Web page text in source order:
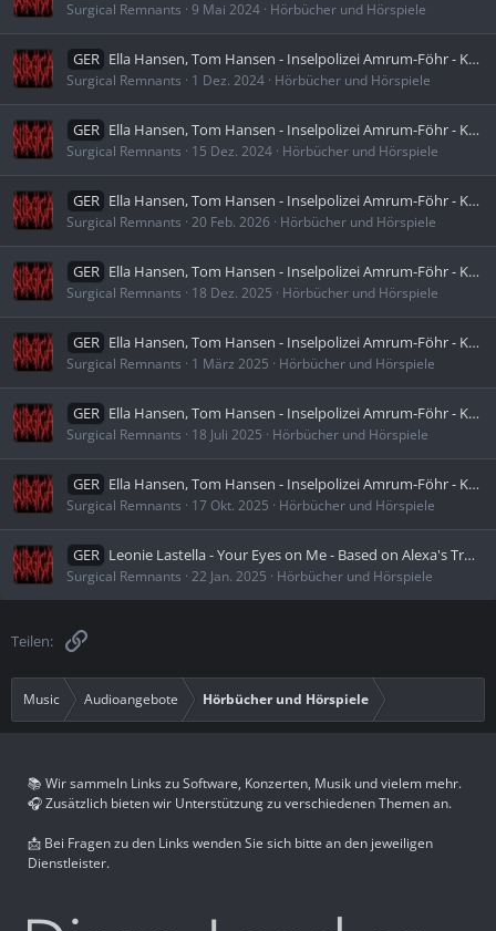
Surgical Remnants 9 Mai 2024 Hörbücher und Hörspiele
GER Ella Hansen, Tom Hansen - Inselpolizei Amrum-Föhr - Küstenkrimi Nordsee 08 - Nordlist (Ungekürzt)
Surgical Remnants 1 Dez. 2024 Hörbücher und Hörspiele
GER Ella Hansen, Tom Hansen - Inselpolizei Amrum-Föhr - Küstenkrimi Nordsee 09 - Nordhass (Ungekürzt)
Surgical Remnants 15 Dez. 2024 Hörbücher und Hörspiele
GER Ella Hansen, Tom Hansen - Inselpolizei Amrum-Föhr - Küstenkrimi Nordsee 15 - Nordwut (Ungekürzt)
Surgical Remnants 20 Feb. 2026 Hörbücher und Hörspiele
GER Ella Hansen, Tom Hansen - Inselpolizei Amrum-Föhr - Küstenkrimi Nordsee 14 - Nordneid (Ungekürzt)
Surgical Remnants 18 Dez. 2025 Hörbücher und Hörspiele
GER Ella Hansen, Tom Hansen - Inselpolizei Amrum-Föhr - Küstenkrimi Nordsee 10 - Nordsühne (Ungekürzt)
Surgical Remnants 1 März 2025 Hörbücher und Hörspiele
GER Ella Hansen, Tom Hansen - Inselpolizei Amrum-Föhr - Küstenkrimi Nordsee 12 - Nordangst (Ungekürzt)
Surgical Remnants 18 Juli 2025 Hörbücher und Hörspiele
GER Ella Hansen, Tom Hansen - Inselpolizei Amrum-Föhr - Küstenkrimi Nordsee 13 - Nordlüge (Ungekürzt)
Surgical Remnants 17 Okt. 2025 Hörbücher und Hörspiele
GER Leonie Lastella - Your Eyes on Me - Based on Alexa's True Story (Ungekürzt)
Surgical Remnants 22 Jan. 2025 Hörbücher und Hörspiele
Teilen: Link
Music Audioangebote Hörbücher und Hörspiele
📚 Wir sammeln Links zu Software, Konzerten, Musik und vielem mehr.
🎧 Zusätzlich bieten wir Unterstützung zu verschiedenen Themen an.
📩 Bei Fragen zu den Links wenden Sie sich bitte an den jeweiligen
Dienstleister.